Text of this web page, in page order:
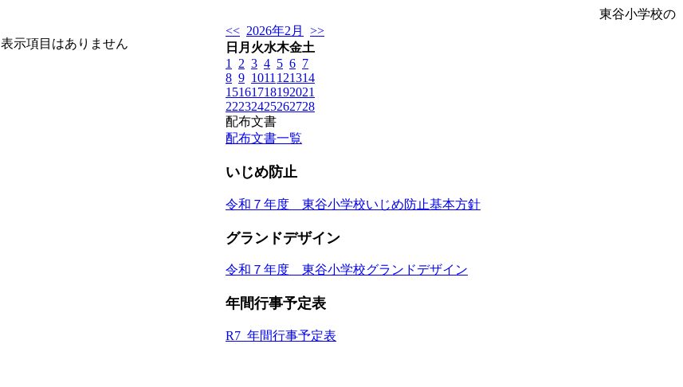
東谷小学校の
表示項目はありません
<< 2026年2月
>>
日 月 火水木金土
1
2 3 4 5 6 7
8 9 1011 121314
15161718192021
22232425262728
配布文書
配布文書一覧
いじめ防止
令和７年度 東谷小学校いじめ防止基本方針
グランドデザイン
令和７年度 東谷小学校グランドデザイン
年間行事予定表
R7_年間行事予定表